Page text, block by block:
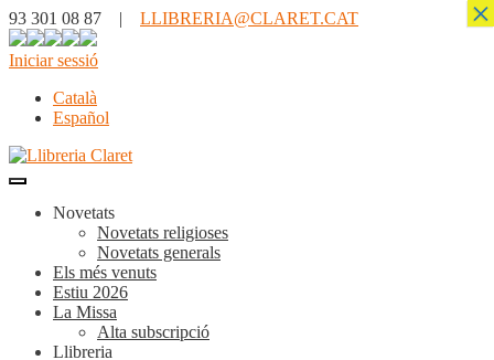
93 301 08 87 | LLIBRERIA@CLARET.CAT
Iniciar sessió
Català
Español
Novetats
Novetats religioses
Novetats generals
Els més venuts
Estiu 2026
La Missa
Alta subscripció
Llibreria
×